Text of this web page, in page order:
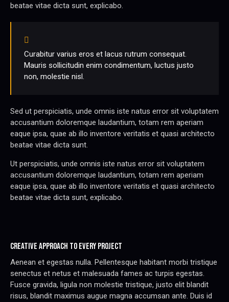
beatae vitae dicta sunt, explicabo.
Curabitur varius eros et lacus rutrum consequat.
Mauris sollicitudin enim condimentum, luctus justo
non, molestie nisl.
Sed ut perspiciatis, unde omnis iste natus error sit voluptatem
accusantium doloremque laudantium, totam rem aperiam
eaque ipsa, quae ab illo inventore veritatis et quasi architecto
beatae vitae dicta sunt.
Ut perspiciatis, unde omnis iste natus error sit voluptatem
accusantium doloremque laudantium, totam rem aperiam
eaque ipsa, quae ab illo inventore veritatis et quasi architecto
beatae vitae dicta sunt, explicabo.
CREATIVE APPROACH TO EVERY PROJECT
Aenean et egestas nulla. Pellentesque habitant morbi tristique
senectus et netus et malesuada fames ac turpis egestas.
Fusce gravida, ligula non molestie tristique, justo elit blandit
risus, blandit maximus augue magna accumsan ante. Duis id